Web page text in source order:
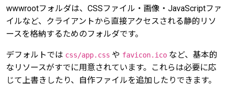
wwwrootフォルダは、CSSファイル・画像・JavaScriptファ
イルなど、クライアントから直接アクセスされる静的リソ
ースを格納するためのフォルダです。
デフォルトでは css/app.css や favicon.ico など、基本的
なリソースがすでに用意されています。これらは必要に応
じて上書きしたり、自作ファイルを追加したりできます。